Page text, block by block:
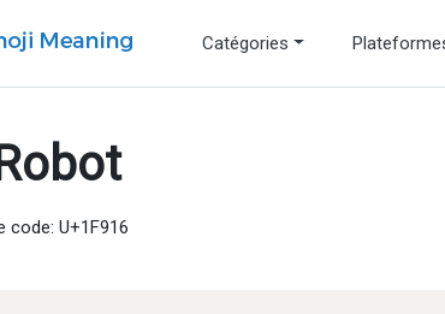
Catégories
code: U+1F916